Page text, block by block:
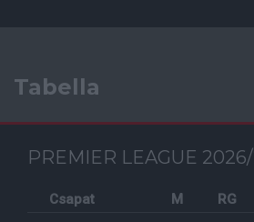
Tabella
PREMIER LEAGUE
Csapat M RG